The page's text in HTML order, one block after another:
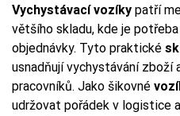
Vychystávací vozíky patří
většího skladu, kde je
objednávky. Tyto praktické
usnadňují vychystávání
pracovníků. Jako šikovné
udržovat pořádek v logistice